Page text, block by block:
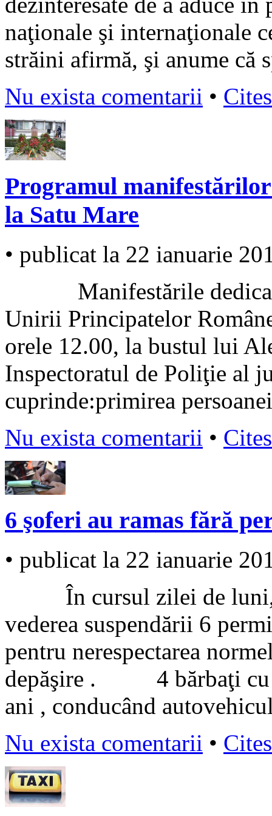
naţionale şi internaţionale
străini afirmă, şi anume că
Nu exista comentarii •
Programul
la Satu Mare
• publicat la 22 ianuarie
Manifestările dedicate
Unirii Principatelor
orele 12.00, la bustul lui
Inspectoratul de Poliţie al
cuprinde:primirea
Nu exista comentarii •
6 şoferi au ramas fără
• publicat la 22 ianuarie
În cursul zilei de luni,
vederea suspendării 6
pentru nerespectarea
depăşire . 4 bărbaţi cu
ani , conducând
Nu exista comentarii •